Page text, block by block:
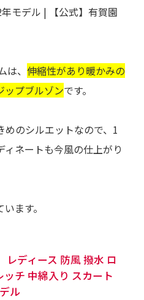
モデル | 【公式】有賀園
、 伸縮性があり暖かみの
ップブルゾンです。
めのシルエットなので、1
ネートも今風の仕上がり
ます。
ディース 防風 撥水 ロ
チ 中綿入り スカート
ル